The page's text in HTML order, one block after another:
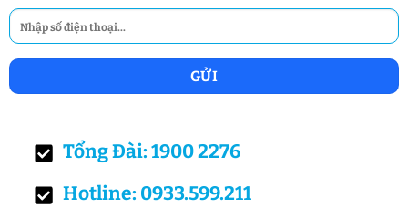
Tổng Đài: 1900 2276
Hotline: 0933.599.211